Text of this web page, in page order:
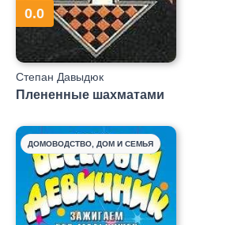
0.0
Степан Давыдюк
Плененные шахматами
ДОМОВОДСТВО, ДОМ И СЕМЬЯ